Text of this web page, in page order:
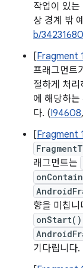
작업이 있는
상 경계 밖
b/
[Fragment
프래그먼트
절하게 처
에 해당하는
다. (I94608,
[Fragment
래그먼트는
향을 미칩니
onStart()
기다립니다.